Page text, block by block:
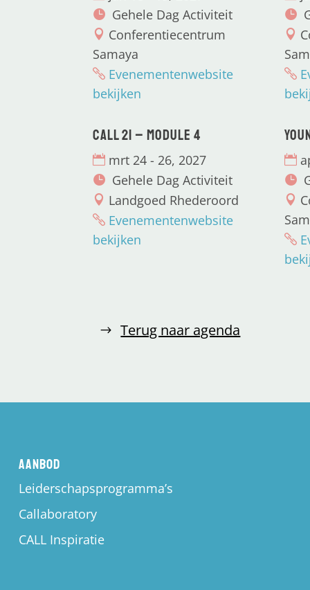
Gehele Dag Activiteit
Conferentiecentrum
Samaya
Evenementenwebsite
bekijken
CALL 21 – Module 4
mrt 24 - 26, 2027
Gehele Dag Activiteit
Landgoed Rhederoord
Evenementenwebsite
bekijken
Terug naar agenda
Aanbod
Leiderschapsprogramma’s
Callaboratory
CALL Inspiratie